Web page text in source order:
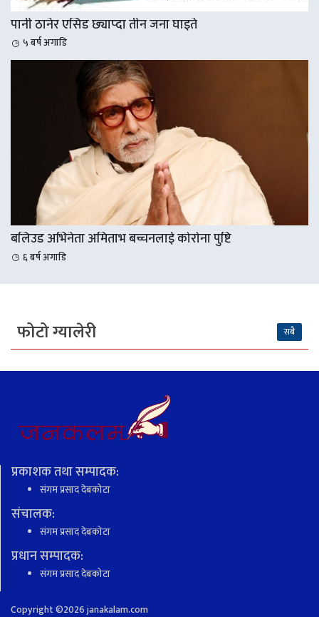
पानी ठानेर एसिड छ्याप्दा तीन जना घाइते
५ बर्ष अगाडि
बलिउड अभिनेता अमिताभ बच्चनलाई कोरोना पुष्टि
६ बर्ष अगाडि
फोटो ग्यालेरी सबै
प्रकाशक तथा सम्पादक:
संगम प्रसाद देबकोटा
संचालक:
संगम प्रसाद देबकोटा
प्रधान सम्पादक:
संगम प्रसाद देबकोटा
Copyright ©2026 janakalam.com